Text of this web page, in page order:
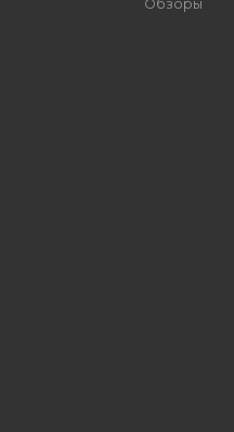
Обзоры